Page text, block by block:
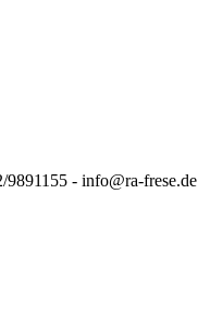
9891155 - info@ra-frese.de